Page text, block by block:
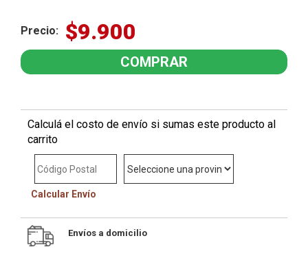
Masajeando suavemente dejar reposar 5 minutos proceder con la
rutina de lavado habitual
Precio: $9.900
Calculá el costo de envío si sumas este producto al
carrito
Calcular Envío
Envíos a domicilio